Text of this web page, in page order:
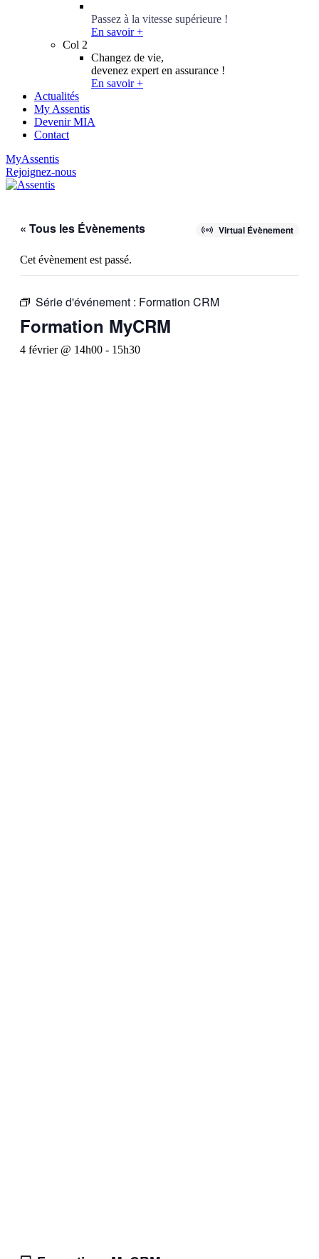
Passez à la vitesse supérieure !
En savoir +
Col 2
Changez de vie,
devenez expert en assurance !
En savoir +
Actualités
My Assentis
Devenir MIA
Contact
MyAssentis
Rejoignez-nous
« Tous les Évènements Virtual Évènement
Cet évènement est passé.
Série d'événement : Formation CRM
Formation MyCRM
4 février @ 14h00 - 15h30